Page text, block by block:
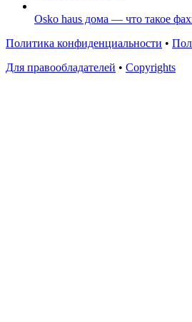
Osko haus дома — что такое
Политика конфиденциальности •
Для правообладателей • Copyrights